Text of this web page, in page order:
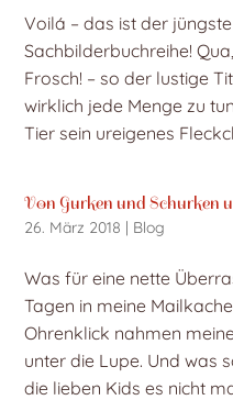
Voilá – das ist der
Sachbilderbuchreihe!
Frosch! – so der lustige
wirklich jede Menge zu
Tier sein ureigenes
Von Gurken und Schurken
26. März 2018 | Blog
Was für eine nette
Tagen in meine
Ohrenklick nahmen
unter die Lupe. Und was
die lieben Kids es nicht